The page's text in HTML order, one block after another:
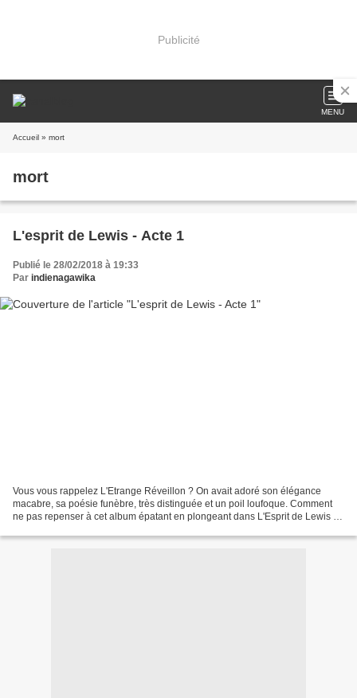
Publicité
MENU
Accueil » mort
mort
L'esprit de Lewis - Acte 1
Publié le 28/02/2018 à 19:33
Par indienagawika
Vous vous rappelez L'Etrange Réveillon ? On avait adoré son élégance
macabre, sa poésie funèbre, très distinguée et un poil loufoque. Comment
ne pas repenser à cet album épatant en plongeant dans L'Esprit de Lewis ,